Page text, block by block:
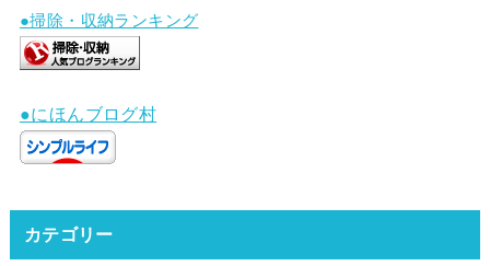
●掃除・収納ランキング
●にほんブログ村
カテゴリー